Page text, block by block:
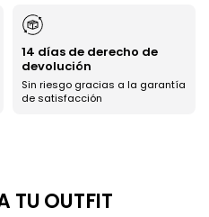
14 días de derecho de
devolución
Sin riesgo gracias a la garantía
de satisfacción
TU OUTFIT